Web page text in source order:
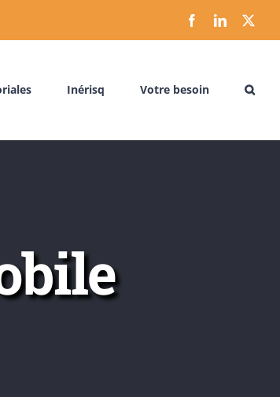
FacebookLinkedIn
Inérisq Votre besoin